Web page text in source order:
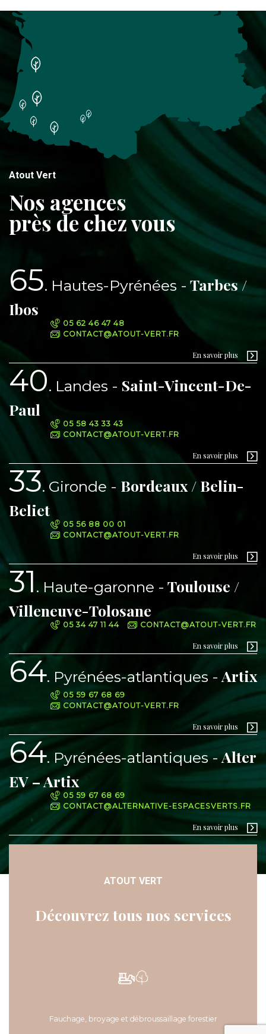
Atout Vert
Nos agences
près de chez vous
65 Hautes-Pyrénées
Tarbes /
Ibos
05 62 46 47 48
CONTACT@ATOUT-VERT.FR
En savoir plus
40 Landes
Saint-Vincent-De-
Paul
05 58 43 33 43
CONTACT@ATOUT-VERT.FR
En savoir plus
33 Gironde
Bordeaux / Belin-
Beliet
05 56 88 00 01
CONTACT@ATOUT-VERT.FR
En savoir plus
31 Haute-garonne
Toulouse /
Villeneuve-Tolosane
05 34 47 11 44 CONTACT@ATOUT-VERT.FR
En savoir plus
64 Pyrénées-atlantiques Artix
05 59 67 68 69
CONTACT@ATOUT-VERT.FR
En savoir plus
64 Pyrénées-atlantiques Alter
EV – Artix
05 59 67 68 69
CONTACT@ALTERNATIVE-ESPACESVERTS.FR
En savoir plus
ATOUT VERT
Découvrez tous nos services
Fauchage, broyage et débroussaillage forestier